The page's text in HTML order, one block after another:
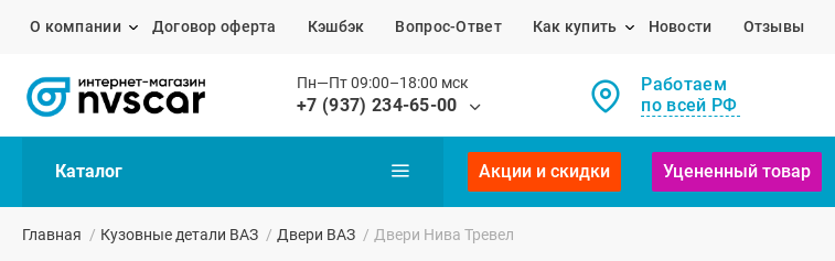
О компании Договор оферта Кэшбэк Вопрос-Ответ Как купить Новости Отзывы
Пн—Пт 09:00–18:00 мск
+7 (937) 234-65-00
Работаем
по всей РФ
Каталог Акции и скидки Уцененный товар
Главная / Кузовные детали ВАЗ / Двери ВАЗ / Двери Нива Тревел